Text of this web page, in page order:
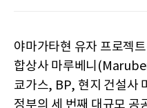
야마가타현 유자 프로젝
합상사 마루베니
쿄가스, BP, 현지 건설사
정부의 세 번째 대규모 공